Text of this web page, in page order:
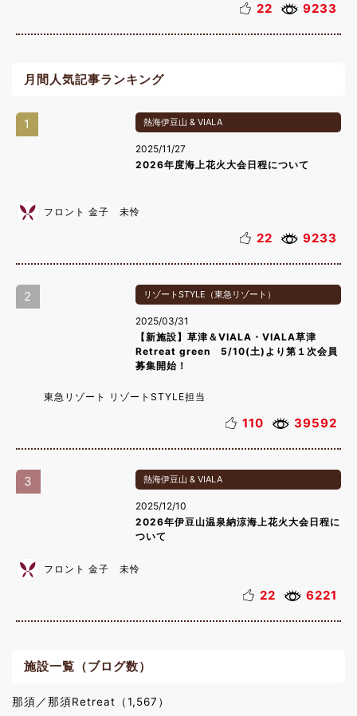
22 9233
月間人気記事ランキング
1 熱海伊豆山 & VIALA
2025/11/27
2026年度海上花火大会日程について
フロント 金子 未怜
22 9233
2 リゾートSTYLE（東急リゾート）
2025/03/31
【新施設】草津＆VIALA・VIALA草津
Retreat green 5/10(土)より第１次会員
募集開始！
東急リゾート リゾートSTYLE担当
110 39592
3 熱海伊豆山 & VIALA
2025/12/10
2026年伊豆山温泉納涼海上花火大会日程に
ついて
フロント 金子 未怜
22 6221
施設一覧（ブログ数）
那須／那須Retreat（1,567）